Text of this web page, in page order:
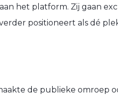
het platform. Zij gaan
positioneert als dé
de publieke omroep